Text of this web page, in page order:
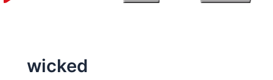
wicked